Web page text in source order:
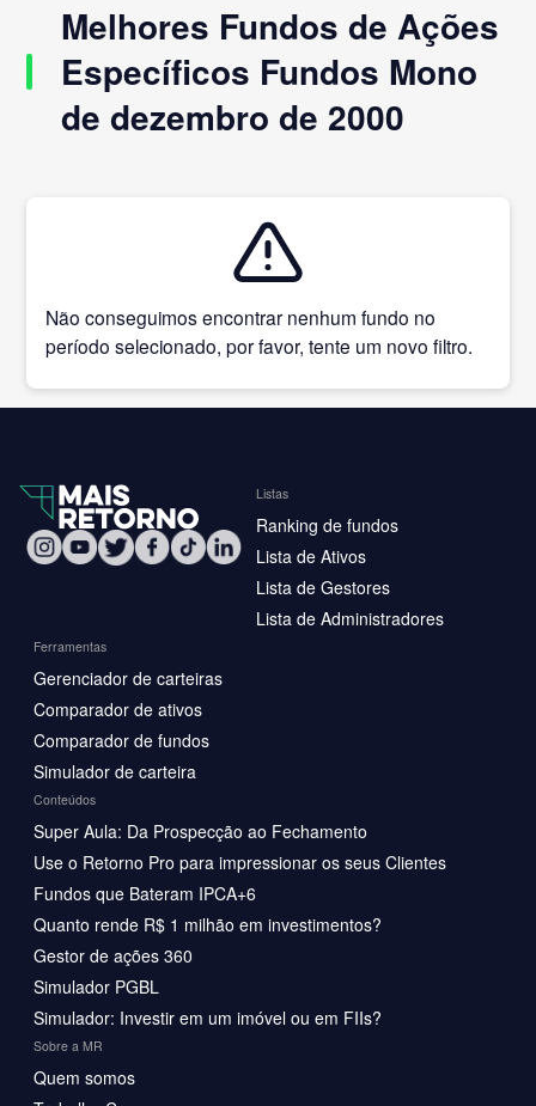
Melhores Fundos de Ações
Específicos Fundos Mono
de dezembro de 2000
Não conseguimos encontrar nenhum fundo no
período selecionado, por favor, tente um novo filtro.
Listas
Ranking de fundos
Lista de Ativos
Lista de Gestores
Lista de Administradores
Ferramentas
Gerenciador de carteiras
Comparador de ativos
Comparador de fundos
Simulador de carteira
Conteúdos
Super Aula: Da Prospecção ao Fechamento
Use o Retorno Pro para impressionar os seus Clientes
Fundos que Bateram IPCA+6
Quanto rende R$ 1 milhão em investimentos?
Gestor de ações 360
Simulador PGBL
Simulador: Investir em um imóvel ou em FIIs?
Sobre a MR
Quem somos